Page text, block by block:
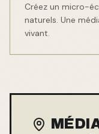
Créez un micro-
naturels. Une
vivant.